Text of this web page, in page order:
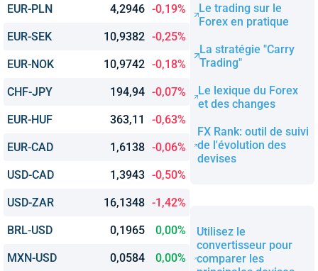
EUR-PLN 4,2946 -0,19%
EUR-SEK 10,9382 -0,25%
EUR-NOK 10,9742 -0,18%
CHF-JPY 194,94 -0,07%
EUR-HUF 363,11 -0,63%
EUR-CAD 1,6138 -0,06%
USD-CAD 1,3943 -0,50%
USD-ZAR 16,1348 -1,42%
BRL-USD 0,1965 0,00%
MXN-USD 0,0584 0,00%
Le trading sur le
Forex en pratique
La stratégie "Carry
Trading"
Le lexique du Forex
et des changes
FX Rank: outil de suivi
de l'évolution des
devises
Utilisez le
convertisseur pour
comparer les